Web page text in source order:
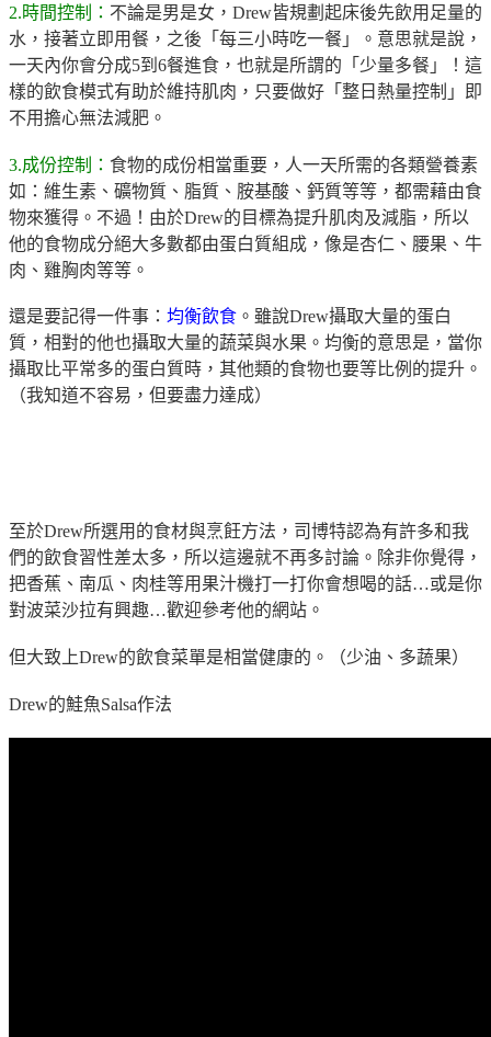
2.時間控制： 不論是男是女， Drew皆規劃起床後先飲用足量的
水，接著立即用餐，之後「每三小時吃一餐」
。意思就是說，
一天內你會分成5到 6餐進食，也就是所謂的「少量多餐」！ 這
樣的飲食模式有助於維持肌肉，只要做好「整日熱量控制」
即
不用擔心無法減肥。
3.成份控制： 食物的成份相當重要，人一天所需的各類營養素
如：維生素、礦物質、脂質、胺基酸、鈣質等等，都需藉由食
物來獲得。不過！由於Drew的目標為提升肌肉及減脂，所以
他的食物成分絕大多數都由蛋白質組成，像是杏仁、腰果、牛
肉、雞胸肉等等。
還是要記得一件事： 均衡飲食 。雖說Drew攝取大量的蛋白
質，相對的他也攝取大量的蔬菜與水果。均衡的意思是，當你
攝取比平常多的蛋白質時，其他類的食物也要等比例的提升。
（我知道不容易，但要盡力達成）
至於Drew所選用的食材與烹飪方法，司博特認為有許多和我
們的飲食習性差太多，所以這邊就不再多討論。除非你覺得，
把香蕉、南瓜、肉桂等用果汁機打一打你會想喝的話…或是你
對波菜沙拉有興趣…歡迎參考他的網站。
但大致上Drew的飲食菜單是相當健康的。（少油、多蔬果）
Drew的鮭魚Salsa作法